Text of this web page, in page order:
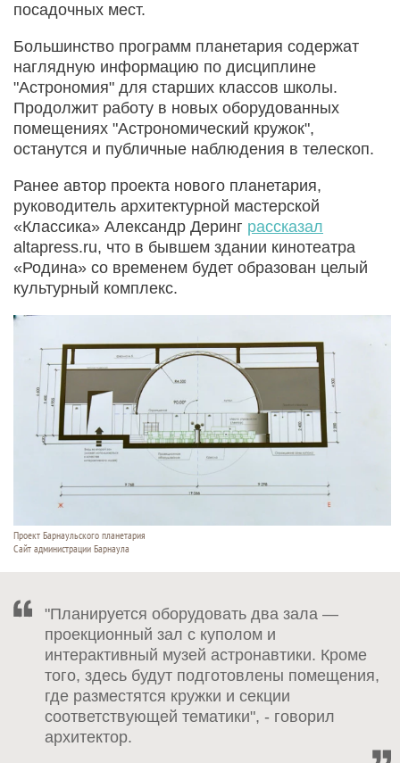
посадочных мест.
Большинство программ планетария содержат
наглядную информацию по дисциплине
"Астрономия" для старших классов школы.
Продолжит работу в новых оборудованных
помещениях "Астрономический кружок",
останутся и публичные наблюдения в телескоп.
Ранее автор проекта нового планетария,
руководитель архитектурной мастерской
«Классика» Александр Деринг рассказал
altapress.ru, что в бывшем здании кинотеатра
«Родина» со временем будет образован целый
культурный комплекс.
Проект Барнаульского планетария
Сайт администрации Барнаула
"Планируется оборудовать два зала —
проекционный зал с куполом и
интерактивный музей астронавтики. Кроме
того, здесь будут подготовлены помещения,
где разместятся кружки и секции
соответствующей тематики", - говорил
архитектор.